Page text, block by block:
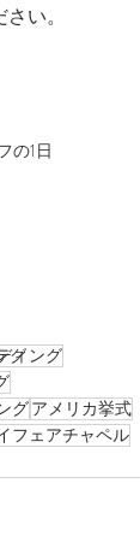
の1日
グ
い。
ィング
グアメリカ挙式
フェアチャペル